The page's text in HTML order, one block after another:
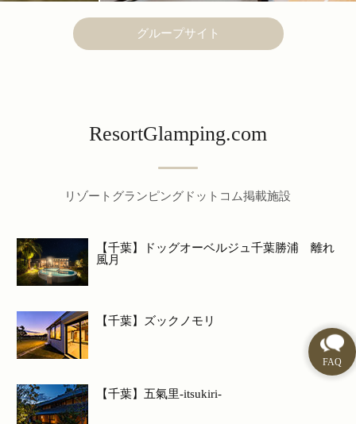
グループサイト
ResortGlamping.com
リゾートグランピングドットコム掲載施設
【千葉】ドッグオーベルジュ千葉勝浦 離れ
風月
【千葉】ズックノモリ
【千葉】五氣里-itsukiri-